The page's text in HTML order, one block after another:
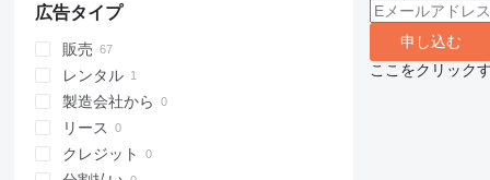
広告タイプ
販売
レンタル
製造会社から
リース
クレジット
申し込む
ここをクリック